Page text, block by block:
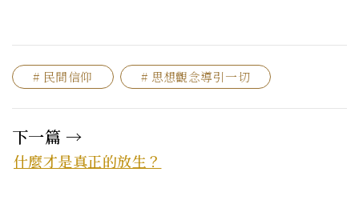
# 民間信仰 # 思想觀念導引一切
下一篇 →
什麼才是真正的放生？